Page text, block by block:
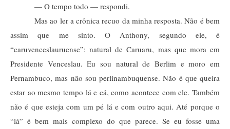
— O tempo todo — respondi.
Mas ao ler a crônica recuo da minha resposta. Não é bem
assim que me sinto. O Anthony, segundo ele, é
“caruvenceslauruense”: natural de Caruaru, mas que mora em
Presidente Venceslau. Eu sou natural de Berlim e moro em
Pernambuco, mas não sou perlinambuquense. Não é que queira
estar ao mesmo tempo lá e cá, como acontece com ele. Também
não é que esteja com um pé lá e com outro aqui. Até porque o
“lá” é bem mais complexo do que parece. Se eu fosse uma